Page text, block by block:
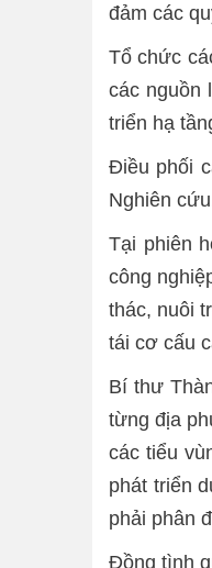
đảm các
Tổ chức
các nguồn
triển hạ
Điều phối
Nghiên
Tại phiên
công
thác, nuôi
tái cơ cấu
Bí thư
từng địa
các tiểu
phát triển
phải phân
Đồng tình